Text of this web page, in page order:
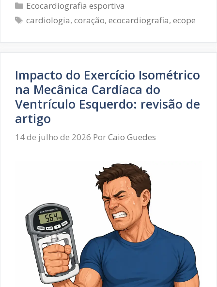
Ecocardiografia
Cardiologia
ótica
da
sociedade
italiana
Categorias
Ecocardiografia esportiva
Tags
cardiologia,coração,ecocardiografia,ecope
Impacto do Exercício Isométrico
na Mecânica Cardíaca do
Ventrículo Esquerdo: revisão de
artigo
14 de julho de 2026 PorCaio Guedes